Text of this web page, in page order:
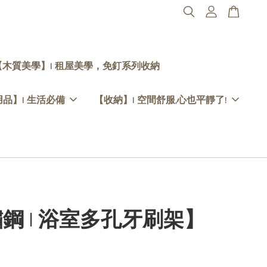
木質美學】| 租屋美學，免釘系列收納
品】| 生活必備 【收納】| 空間舒服,心也平靜了!
鋼 | 浴室多孔牙刷架】